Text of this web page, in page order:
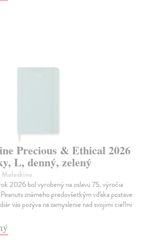
Precious & Ethical 2026
L, denný, zelený
2026 bol vyrobený na oslavu 75. výročia
známeho predovšetkým vďaka postave
vás pozýva na zamyslenie nad svojimi cieľmi